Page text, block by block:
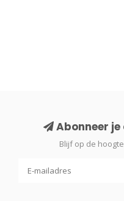
Abonneer je
Blijf op de